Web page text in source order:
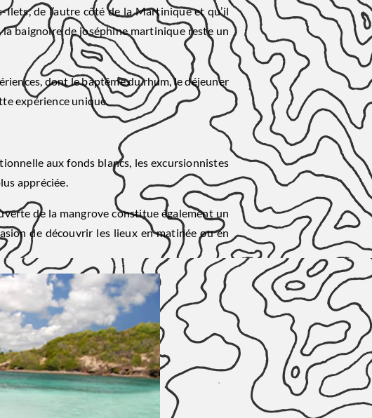
de l’autre côté de la Martinique et qu’il
baignoire de joséphine martinique reste un
dont le baptême du rhum, le déjeuner
expérience unique.
aux fonds blancs, les excursionnistes
appréciée.
de la mangrove constitue également un
de découvrir les lieux en matinée ou en